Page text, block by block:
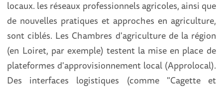
locaux. les réseaux professionnels agricoles, ainsi que
de nouvelles pratiques et approches en agriculture,
sont ciblés. Les Chambres d'agriculture de la région
(en Loiret, par exemple) testent la mise en place de
plateformes d'approvisionnement local (Approlocal).
Des interfaces logistiques (comme "Cagette et